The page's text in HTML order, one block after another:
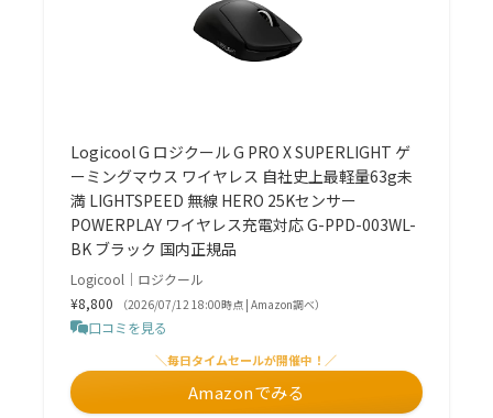
Logicool G ロジクール G PRO X SUPERLIGHT ゲ
ーミングマウス ワイヤレス 自社史上最軽量63g未
満 LIGHTSPEED 無線 HERO 25Kセンサー
POWERPLAY ワイヤレス充電対応 G-PPD-003WL-
BK ブラック 国内正規品
Logicool｜ロジクール
¥8,800
（2026/07/12 18:00時点 | Amazon調べ）
口コミを見る
＼毎日タイムセールが開催中！／
Amazonでみる